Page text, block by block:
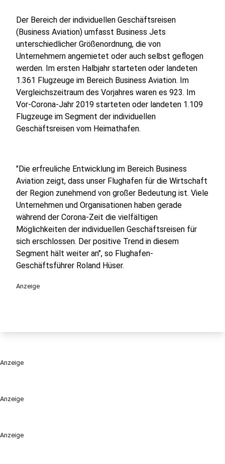
Anzeige
Anzeige
Der Bereich der individuellen Geschäftsreisen
(Business Aviation) umfasst Business Jets
unterschiedlicher Größenordnung, die von
Unternehmern angemietet oder auch selbst geflogen
werden. Im ersten Halbjahr starteten oder landeten
1.361 Flugzeuge im Bereich Business Aviation. Im
Vergleichszeitraum des Vorjahres waren es 923. Im
Vor-Corona-Jahr 2019 starteten oder landeten 1.109
Flugzeuge im Segment der individuellen
Geschäftsreisen vom Heimathafen.
"Die erfreuliche Entwicklung im Bereich Business
Aviation zeigt, dass unser Flughafen für die Wirtschaft
der Region zunehmend von großer Bedeutung ist. Viele
Unternehmen und Organisationen haben gerade
während der Corona-Zeit die vielfältigen
Möglichkeiten der individuellen Geschäftsreisen für
sich erschlossen. Der positive Trend in diesem
Segment hält weiter an", so Flughafen-
Geschäftsführer Roland Hüser.
Anzeige
Anzeige